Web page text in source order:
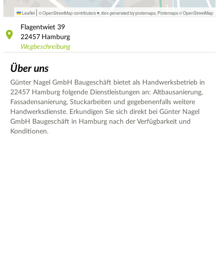
Leaflet | © OpenStreetMap contributors ♥, tiles generated by protomaps Protomaps©OpenStreetMap
Flagentwiet 39
22457 Hamburg
Wegbeschreibung
Über uns
Günter Nagel GmbH Baugeschäft bietet als Handwerksbetrieb in
22457 Hamburg folgende Dienstleistungen an: Altbausanierung,
Fassadensanierung, Stuckarbeiten und gegebenenfalls weitere
Handwerksdienste. Erkundigen Sie sich direkt bei Günter Nagel
GmbH Baugeschäft in Hamburg nach der Verfügbarkeit und
Konditionen.